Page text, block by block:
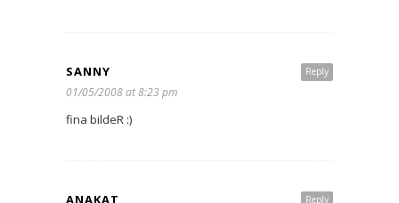
Reply
SANNY
01/05/2008 at 8:23 pm
fina bildeR :)
Reply
ANAKAT